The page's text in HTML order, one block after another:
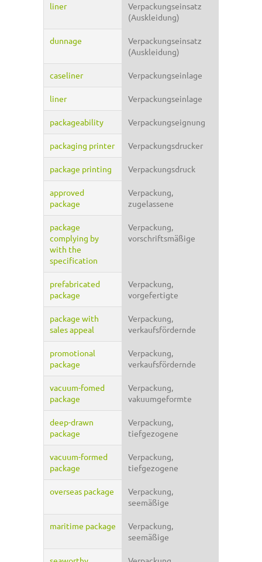
liner
Verpackungseinsatz
(Auskleidung)
dunnage
Verpackungseinsatz
(Auskleidung)
caseliner Verpackungseinlage
liner Verpackungseinlage
packageability Verpackungseignung
packaging printer Verpackungsdrucker
package printing Verpackungsdruck
approved
package
Verpackung,
zugelassene
package
complying by
with the
specification
Verpackung,
vorschriftsmäßige
prefabricated
package
Verpackung,
vorgefertigte
package with
sales appeal
Verpackung,
verkaufsfördernde
promotional
package
Verpackung,
verkaufsfördernde
vacuum-fomed
package
Verpackung,
vakuumgeformte
deep-drawn
package
Verpackung,
tiefgezogene
vacuum-formed
package
Verpackung,
tiefgezogene
overseas package
Verpackung,
seemäßige
maritime package
Verpackung,
seemäßige